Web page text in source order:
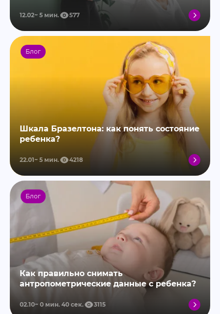
12.02 5 мин. 577
Блог
Шкала Бразелтона: как понять состояние
ребенка?
22.01 5 мин. 4218
Блог
Как правильно снимать
антропометрические данные с ребенка?
02.10 0 мин. 40 сек. 3115